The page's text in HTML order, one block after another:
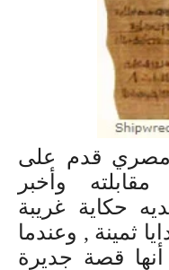
قدم على
وأخبر
حكاية غريبة
ثمينة , وعندما
قصة جديرة